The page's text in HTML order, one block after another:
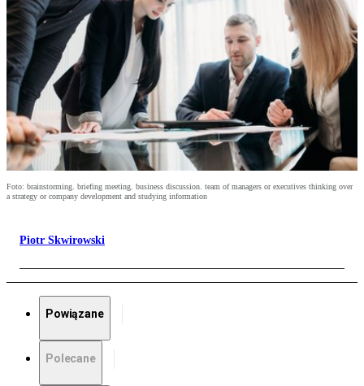
Foto: brainstorming. briefing meeting. business discussion. team of managers or executives thinking over
a strategy or company development and studying information
Piotr Skwirowski
Powiązane
Polecane